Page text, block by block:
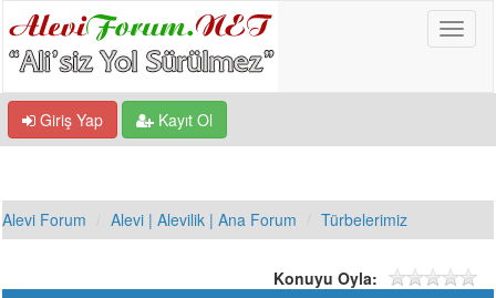
Giriş Yap Kayıt Ol
Alevi Forum Alevi | Alevilik | Ana Forum Türbelerimiz
Konuyu Oyla: